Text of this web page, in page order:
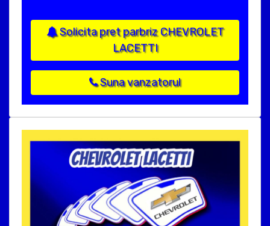
Solicita pret parbriz CHEVROLET
LACETTI
Suna vanzatorul